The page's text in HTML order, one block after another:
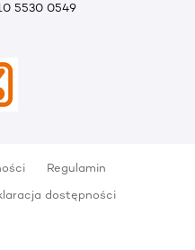
5530 0549
Regulamin
dostępności